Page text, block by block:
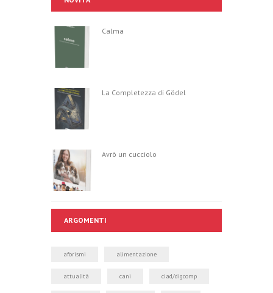
Calma
La Completezza di Gödel
Avrò un cucciolo
ARGOMENTI
aforismi alimentazione
attualità cani ciad/digcomp